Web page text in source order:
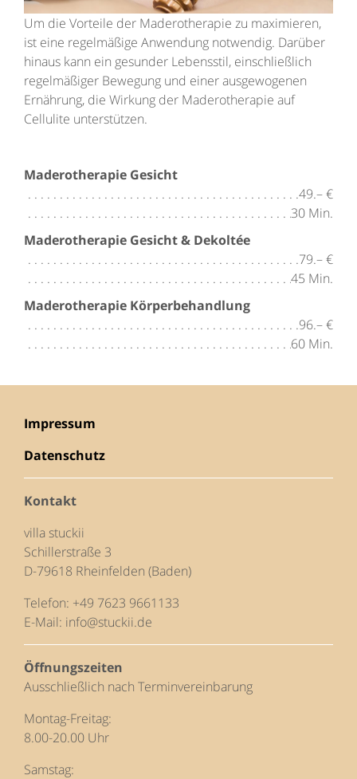
Um die Vorteile der Maderotherapie zu maximieren,
ist eine regelmäßige Anwendung notwendig. Darüber
hinaus kann ein gesunder Lebensstil, einschließlich
regelmäßiger Bewegung und einer ausgewogenen
Ernährung, die Wirkung der Maderotherapie auf
Cellulite unterstützen.
Maderotherapie Gesicht
49.– €
30 Min.
Maderotherapie Gesicht & Dekoltée
79.– €
45 Min.
Maderotherapie Körperbehandlung
96.– €
60 Min.
Impressum
Datenschutz
Kontakt
villa stuckii
Schillerstraße 3
D-79618 Rheinfelden (Baden)
Telefon: +49 7623 9661133
E-Mail: info stuckii.de
Öffnungszeiten
Ausschließlich nach Terminvereinbarung
Montag-Freitag:
8.00-20.00 Uhr
Samstag: